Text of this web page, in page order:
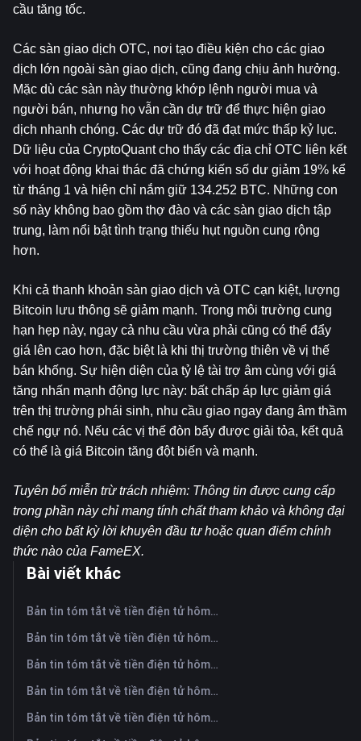
cầu tăng tốc.
Các sàn giao dịch OTC, nơi tạo điều kiện cho các giao
dịch lớn ngoài sàn giao dịch, cũng đang chịu ảnh hưởng.
Mặc dù các sàn này thường khớp lệnh người mua và
người bán, nhưng họ vẫn cần dự trữ để thực hiện giao
dịch nhanh chóng. Các dự trữ đó đã đạt mức thấp kỷ lục.
Dữ liệu của CryptoQuant cho thấy các địa chỉ OTC liên kết
với hoạt động khai thác đã chứng kiến ​​số dư giảm 19% kể
từ tháng 1 và hiện chỉ nắm giữ 134.252 BTC. Những con
số này không bao gồm thợ đào và các sàn giao dịch tập
trung, làm nổi bật tình trạng thiếu hụt nguồn cung rộng
hơn.
Khi cả thanh khoản sàn giao dịch và OTC cạn kiệt, lượng
Bitcoin lưu thông sẽ giảm mạnh. Trong môi trường cung
hạn hẹp này, ngay cả nhu cầu vừa phải cũng có thể đẩy
giá lên cao hơn, đặc biệt là khi thị trường thiên về vị thế
bán khống. Sự hiện diện của tỷ lệ tài trợ âm cùng với giá
tăng nhấn mạnh động lực này: bất chấp áp lực giảm giá
trên thị trường phái sinh, nhu cầu giao ngay đang âm thầm
chế ngự nó. Nếu các vị thế đòn bẩy được giải tỏa, kết quả
có thể là giá Bitcoin tăng đột biến và mạnh.
Tuyên bố miễn trừ trách nhiệm: Thông tin được cung cấp
trong phần này chỉ mang tính chất tham khảo và không đại
diện cho bất kỳ lời khuyên đầu tư hoặc quan điểm chính
thức nào của FameEX.
Bài viết khác
Bản tin tóm tắt về tiền điện tử hôm nay trên FameEX | Ngày 6 tháng 8 năm 2026
Bản tin tóm tắt về tiền điện tử hôm nay trên FameEX | Ngày 5 tháng 8 năm 2026
Bản tin tóm tắt về tiền điện tử hôm nay trên FameEX | Ngày 4 tháng 8 năm 2026
Bản tin tóm tắt về tiền điện tử hôm nay trên FameEX | Ngày 3 tháng 8 năm 2026
Bản tin tóm tắt về tiền điện tử hôm nay trên FameEX | Ngày 31 tháng 7 năm 2026